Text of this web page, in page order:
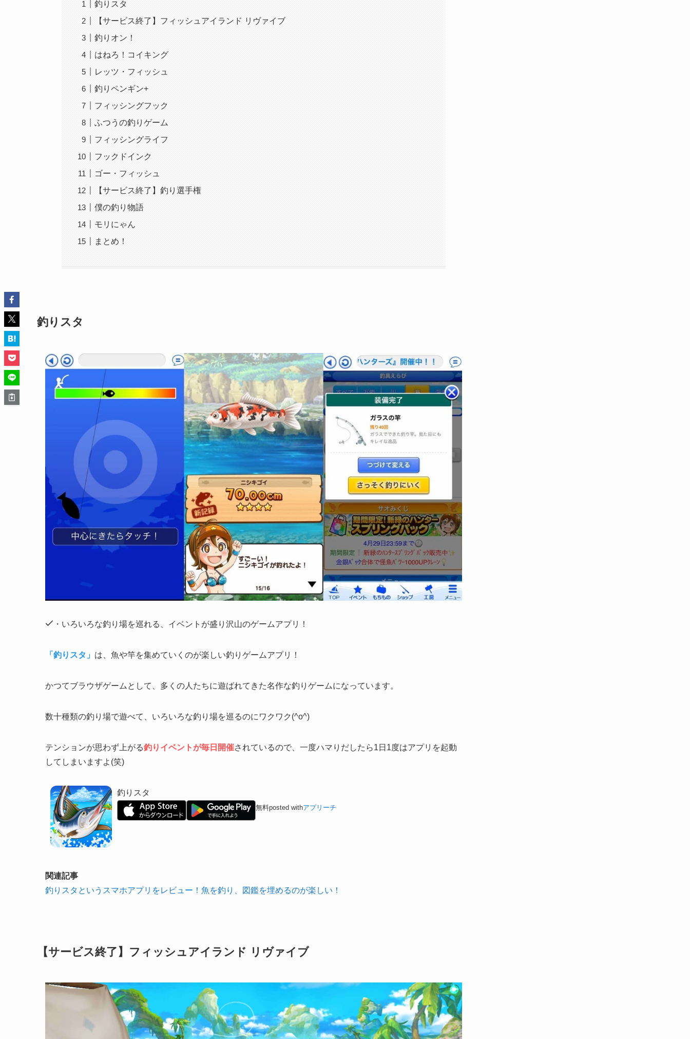
釣りスタ
【サービス終了】フィッシュアイランド リヴァイブ
釣りオン！
はねろ！コイキング
レッツ・フィッシュ
釣りペンギン+
フィッシングフック
ふつうの釣りゲーム
フィッシングライフ
フックドインク
ゴー・フィッシュ
【サービス終了】釣り選手権
僕の釣り物語
モリにゃん
まとめ！
釣りスタ
・いろいろな釣り場を巡れる、イベントが盛り沢山のゲームアプリ！
「釣りスタ」 は、魚や竿を集めていくのが楽しい釣りゲームアプリ！
かつてブラウザゲームとして、多くの人たちに遊ばれてきた名作な釣りゲームになっています。
数十種類の釣り場で遊べて、いろいろな釣り場を巡るのにワクワク(^o^)
テンションが思わず上がる釣りイベントが毎日開催されているので、一度ハマりだしたら1日1度はアプリを起動
してしまいますよ(笑)
釣りスタ
無料posted withアプリーチ
関連記事
釣りスタというスマホアプリをレビュー！魚を釣り、図鑑を埋めるのが楽しい！
【サービス終了】フィッシュアイランド リヴァイブ